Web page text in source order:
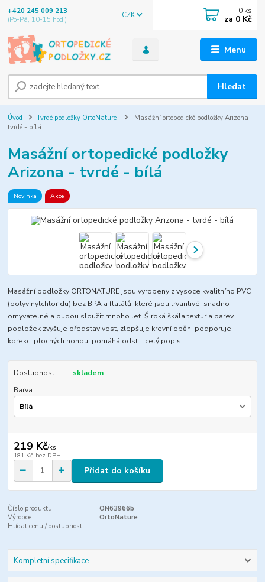
Menu
CZK
Hledat
+420 245 009 213
(Po-Pá, 10-15 hod.)
0 ks
za 0 Kč
Úvod Tvrdé podložky OrtoNature
Masážní ortopedické podložky Arizona -
tvrdé - bílá
Masážní ortopedické podložky
Arizona - tvrdé - bílá
Novinka Akce
Masážní podložky ORTONATURE jsou vyrobeny z vysoce kvalitního PVC
(polyvinylchloridu) bez BPA a ftalátů, které jsou trvanlivé, snadno
omyvatelné a budou sloužit mnoho let. Široká škála textur a barev
podložek zvyšuje představivost, zlepšuje krevní oběh, podporuje
korekci plochých nohou, pomáhá odst... celý popis
Dostupnost
skladem
Barva
219 Kč/ks
181 Kč bez DPH
Přidat do košíku
Číslo produktu:
ON63966b
Výrobce:
OrtoNature
Hlídat cenu / dostupnost
Kompletní specifikace